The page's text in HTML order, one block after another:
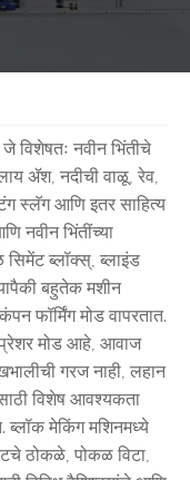
विशेषतः नवीन भिंतीचे
ॲश, नदीची वाळू, रेव,
स्लॅग आणि इतर साहित्य
नवीन भिंतींच्या
ब्लॉक्स्, ब्लाइंड
बहुतेक मशीन
फॉर्मिंग मोड वापरतात.
मोड आहे, आवाज
गरज नाही, लहान
विशेष आवश्यकता
ब्लॉक मेकिंग मशिनमध्ये
ठोकळे, पोकळ विटा,